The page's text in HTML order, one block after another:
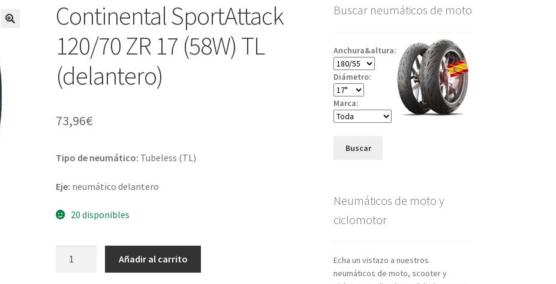
Continental SportAttack
120/70 ZR 17 (58W) TL
(delantero)
73,96€
Tipo de neumático: Tubeless (TL)
Eje: neumático delantero
20 disponibles
Añadir al carrito
Buscar neumáticos de moto
Anchura&altura:
Diámetro:
Marca:
Buscar
Neumáticos de moto y
ciclomotor
Echa un vistazo a nuestros
neumáticos de moto, scooter y